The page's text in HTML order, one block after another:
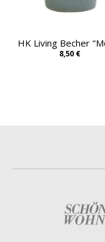
HK Living Becher
8,50 €